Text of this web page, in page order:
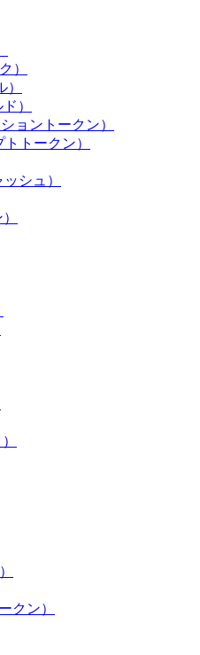
）
）
ョントークン）
トークン）
シュ）
クン）